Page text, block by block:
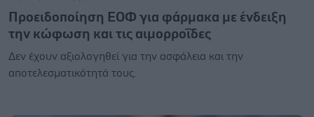
Προειδοποίηση ΕΟΦ για φάρμακα με ένδειξη
την κώφωση και τις αιμορροΐδες
Δεν έχουν αξιολογηθεί για την ασφάλεια και την
αποτελεσματικότητά τους.